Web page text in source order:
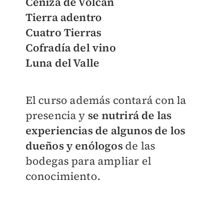
Tierra adentro
Cuatro Tierras
Cofradía del vino
Luna del Valle
El curso además contará con la
presencia y se nutrirá de las
experiencias de algunos de los
dueños y enólogosde las
bodegas para ampliar el
conocimiento.